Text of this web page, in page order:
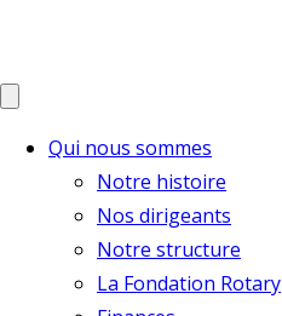
Qui nous sommes
Notre histoire
Nos dirigeants
Notre structure
La Fondation Rotary